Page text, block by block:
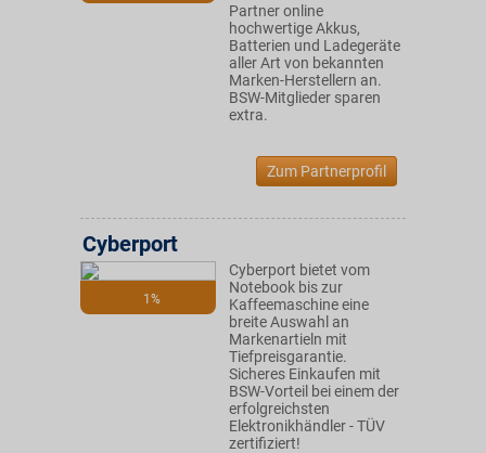
Partner online
hochwertige Akkus,
Batterien und Ladegeräte
aller Art von bekannten
Marken-Herstellern an.
BSW-Mitglieder sparen
extra.
Zum Partnerprofil
1%
Cyberport
Cyberport bietet vom
Notebook bis zur
Kaffeemaschine eine
breite Auswahl an
Markenartieln mit
Tiefpreisgarantie.
Sicheres Einkaufen mit
BSW-Vorteil bei einem der
erfolgreichsten
Elektronikhändler - TÜV
zertifiziert!